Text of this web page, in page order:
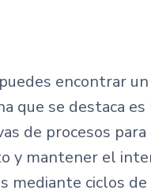
encontrar
que se destaca es
de procesos
y mantener el
mediante ciclos